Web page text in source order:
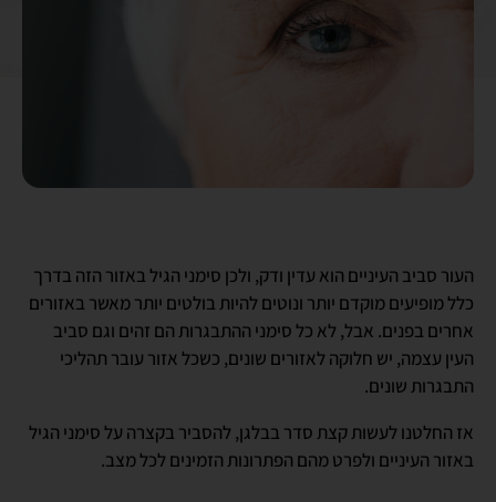
העור סביב העיניים הוא עדין ודק, ולכן סימני הגיל באזור הזה בדרך
כלל מופיעים מוקדם יותר ונוטים להיות בולטים יותר מאשר באזורים
אחרים בפנים. אבל, לא כל סימני ההתבגרות הם זהים וגם סביב
העין עצמה, יש חלוקה לאזורים שונים, כשכל אזור עובר תהליכי
התבגרות שונים.
אז החלטנו לעשות קצת סדר בבלגן, להסביר בקצרה על סימני הגיל
באזור העיניים ולפרט מהם הפתרונות הזמינים לכל מצב.